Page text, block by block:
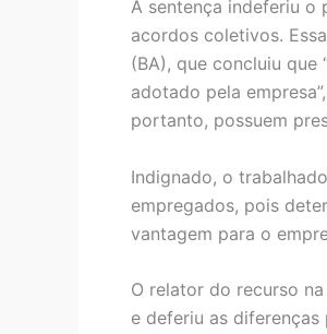
A sentença indeferiu o
acordos coletivos.
(BA), que concluiu
adotado pela
portanto, possuem
Indignado, o
empregados, pois
vantagem para o
O relator do recurso
e deferiu as